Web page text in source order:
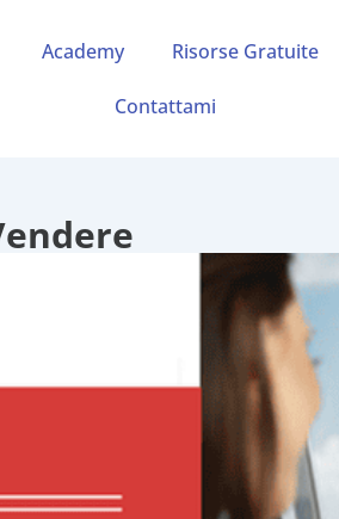
Academy Risorse Gratuite
Contattami